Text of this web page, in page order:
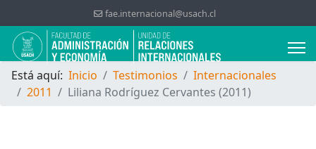
fae.internacional@usach.cl
Está aquí: Inicio Testimonios
Internacionales
2011
Liliana Rodríguez Cervantes (2011)